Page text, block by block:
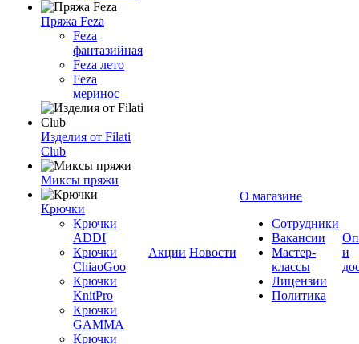
Пряжа Feza
Feza
фантазийная
Feza лето
Feza
меринос
Изделия от Filati
Club
Миксы пряжи
Крючки
Крючки
ADDI
Крючки
ChiaoGoo
Крючки
KnitPro
Крючки
GAMMA
Крючки
Акции Новости
О магазине
Сотрудники
Вакансии
Мастер-
классы
Лицензии
Политика
и